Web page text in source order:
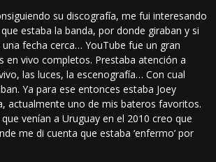
su discografía, me fui interesando
estaba la banda, por donde giraban y si
fecha cerca… YouTube fue un gran
en vivo completos. Prestaba atención a
las luces, la escenografía… Con cual
Ya para ese entonces estaba Joey
actualmente uno de mis bateros favoritos.
venían a Uruguay en el 2010 creo que
me di cuenta que estaba ‘enfermo’ por